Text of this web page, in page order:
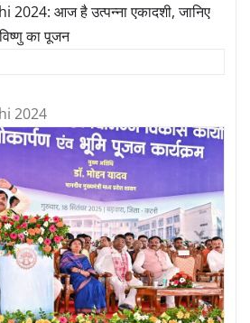
आज है उत्पन्ना एकादशी, जानिए
का पूजन
2024